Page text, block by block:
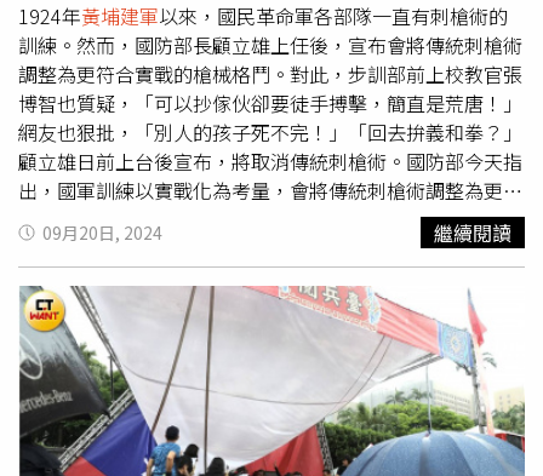
1924年黃埔建軍以來，國民革命軍各部隊一直有刺槍術的
訓練。然而，國防部長顧立雄上任後，宣布會將傳統刺槍術
調整為更符合實戰的槍械格鬥。對此，步訓部前上校教官張
博智也質疑，「可以抄傢伙卻要徒手搏擊，簡直是荒唐！」
網友也狠批，「別人的孩子死不完！」「回去拚義和拳？」
顧立雄日前上台後宣布，將取消傳統刺槍術。國防部今天指
出，國軍訓練以實戰化為考量，會將傳統刺槍術調整為更符
合實戰的槍械格鬥。對此，步訓部前上校教官張博智昨（19
日）直批荒唐，戰鬥的目標是以最節省和有效率的方式殲滅
敵人，「可以射殺何必用刺刀？可以刺擊砍，何須拳打腳踢
摔？可笑的是，還有人既要廢除刺槍術，卻又要加強徒手格
鬥、擒拿、奪刀槍，可以抄傢伙卻要徒手搏擊，簡直是荒
唐！」張博智更感嘆，綜合格鬥聽起來很厲害、很有實戰的
感覺，但若沒有經過嚴格且長時間的實戰訓練，根本不會具
有打擊力與殺傷力，更遑論上戰場打仗，想太多了！（圖／
翻攝自Facebook／觸極者）臉書粉專「觸極者」昨也製作
09月20日, 2024 繼續閱讀